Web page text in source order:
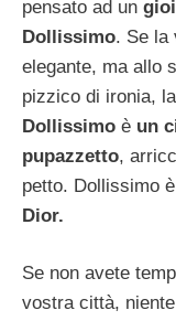
pensato ad un
Dollissimo. Se la
elegante, ma allo
pizzico di ironia,
Dollissimo è un
pupazzetto,
petto. Dollissimo
Dior.
Se non avete
vostra città,